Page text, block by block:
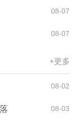
08-07
08-07
+更多
08-02
08-03